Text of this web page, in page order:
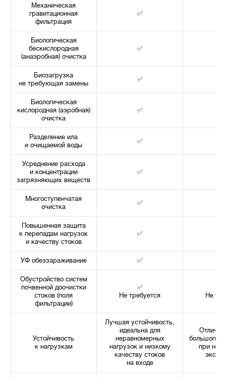
Механическая
гравитационная
фильтрация
✅
Биологическая
бескислородная
(анаэробная) очистка
✅
Биозагрузка
не требующая замены
✅
Биологическая
кислородная (аэробная)
очистка
✅
Разделение ила
и очищаемой воды
✅
Усреднение расхода
и концентрации
загрязняющих веществ
✅
Многоступенчатая
очистка
✅
Повышенная защита
к перепадам нагрузок
и качеству стоков
✅
УФ обеззараживание ✅
Обустройство систем
почвенной доочистки
стоков (поля
фильтрации)
✅
Не требуется
Не
Устойчивость
к нагрузкам
Лучшая устойчивость,
идеальна для
неравномерных
нагрузок и низкому
качеству стоков
на входе
большого
при